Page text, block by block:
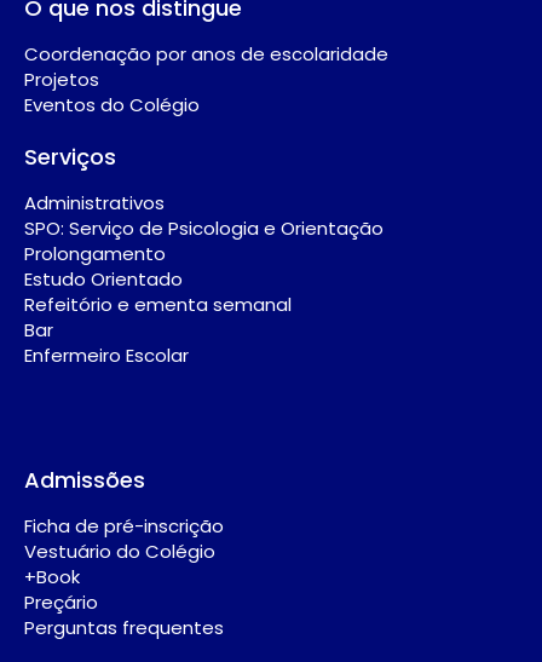
O que nos distingue
Coordenação por anos de escolaridade
Projetos
Eventos do Colégio
Serviços
Administrativos
SPO: Serviço de Psicologia e Orientação
Prolongamento
Estudo Orientado
Refeitório e ementa semanal
Bar
Enfermeiro Escolar
Admissões
Ficha de pré-inscrição
Vestuário do Colégio
+Book
Preçário
Perguntas frequentes